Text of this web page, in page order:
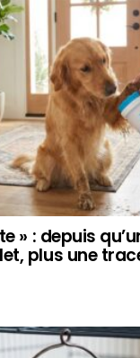
» : depuis
plus une